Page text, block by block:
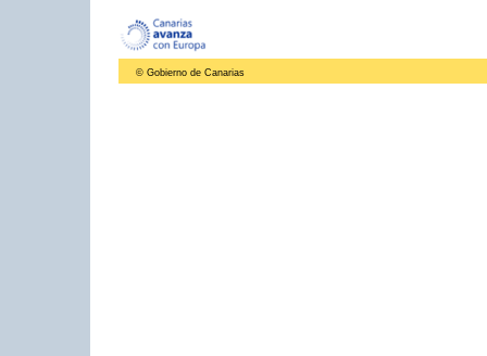
© Gobierno de Canarias